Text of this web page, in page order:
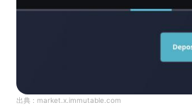
出典 : market.x.immutable.com